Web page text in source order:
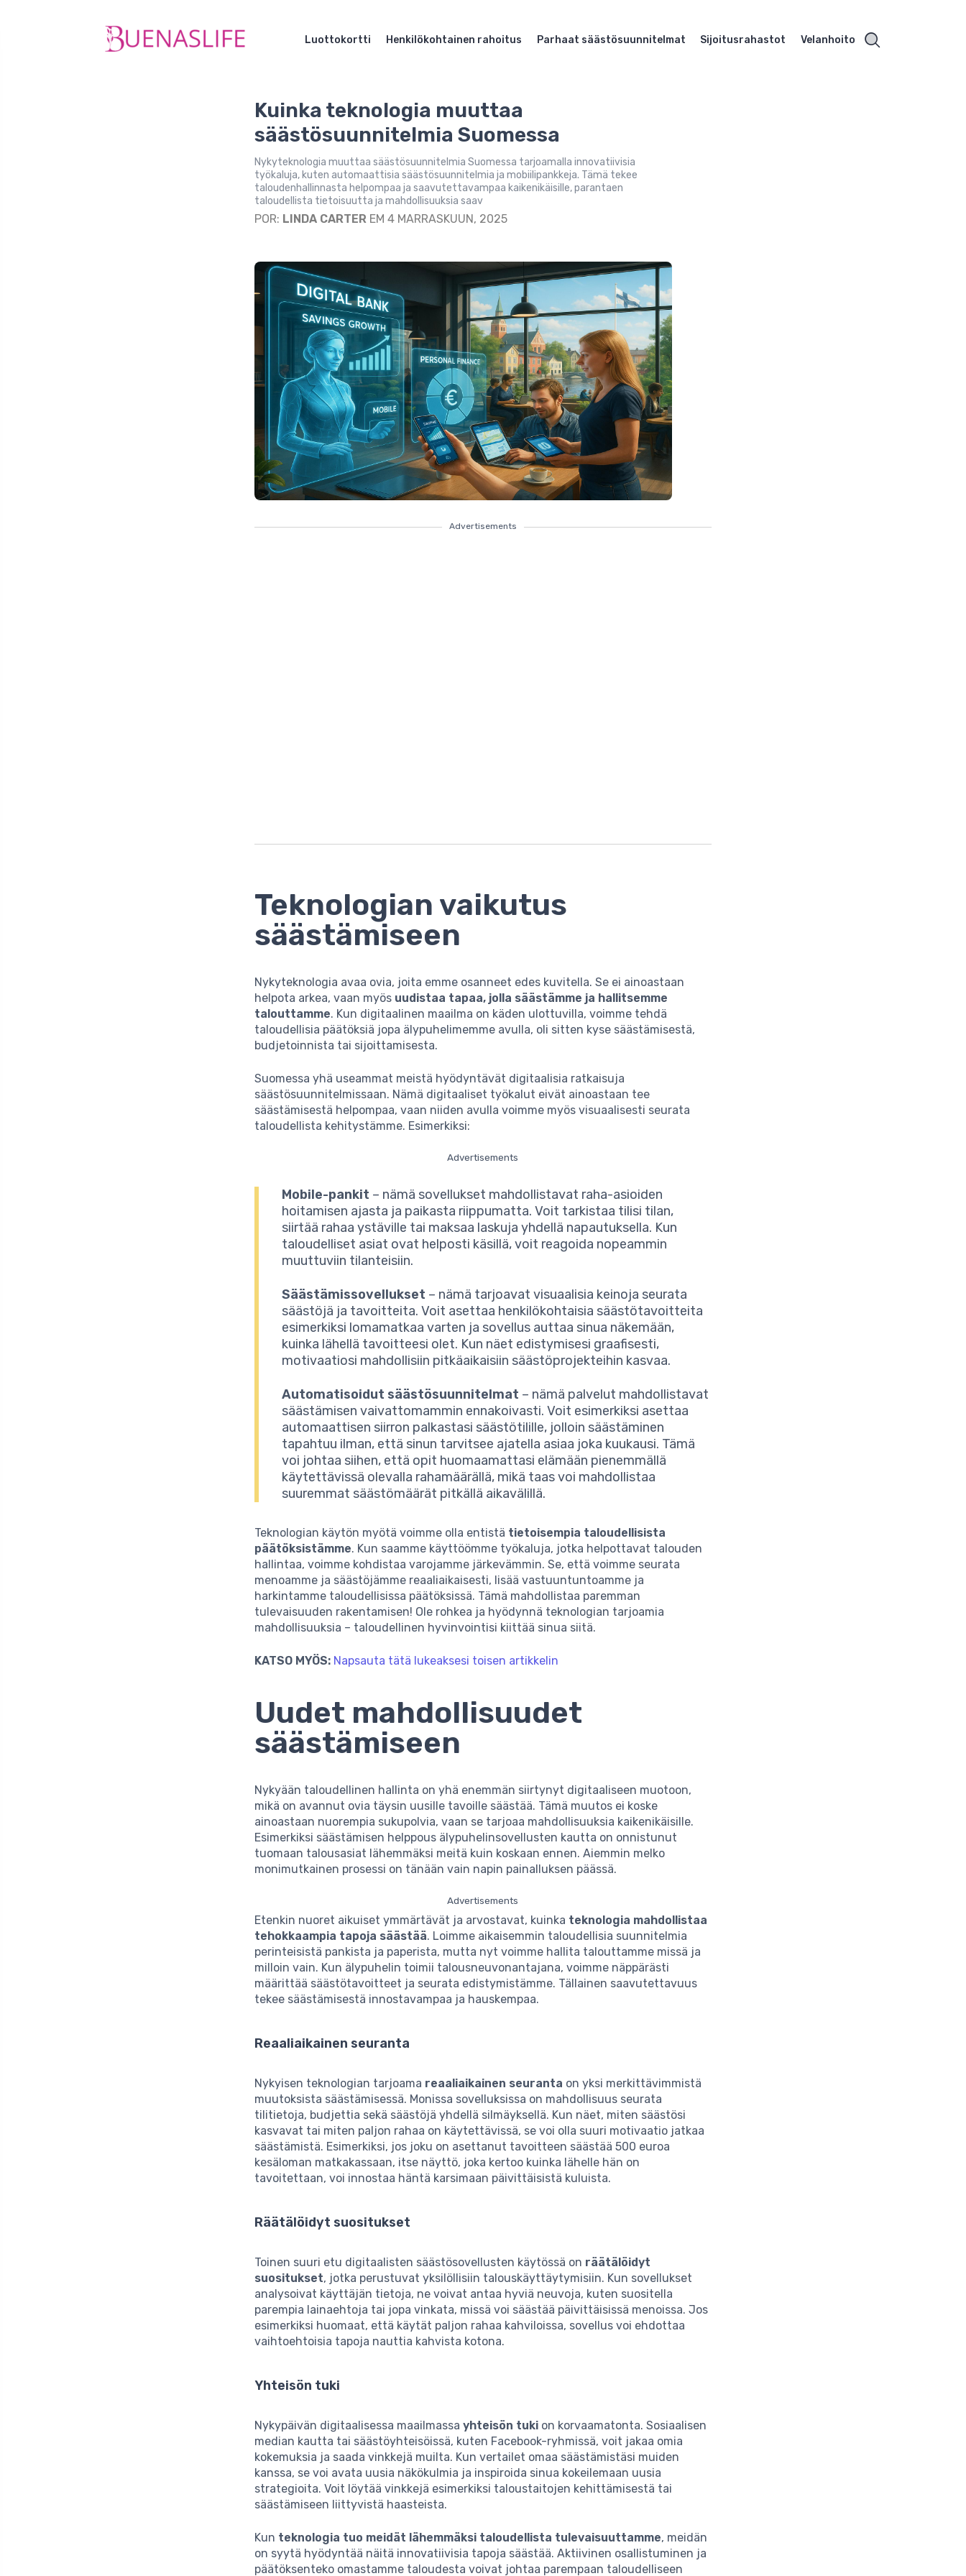
Luottokortti Henkilökohtainen rahoitus Parhaat säästösuunnitelmat Sijoitusrahastot Velanhoito
Kuinka teknologia muuttaa
säästösuunnitelmia Suomessa
Nykyteknologia muuttaa säästösuunnitelmia Suomessa tarjoamalla innovatiivisia
työkaluja, kuten automaattisia säästösuunnitelmia ja mobiilipankkeja. Tämä tekee
taloudenhallinnasta helpompaa ja saavutettavampaa kaikenikäisille, parantaen
taloudellista tietoisuutta ja mahdollisuuksia saav
POR: LINDA CARTER EM 4 MARRASKUUN, 2025
Advertisements
Teknologian vaikutus
säästämiseen
Nykyteknologia avaa ovia, joita emme osanneet edes kuvitella. Se ei ainoastaan
helpota arkea, vaan myös uudistaa tapaa, jolla säästämme ja hallitsemme
talouttamme. Kun digitaalinen maailma on käden ulottuvilla, voimme tehdä
taloudellisia päätöksiä jopa älypuhelimemme avulla, oli sitten kyse säästämisestä,
budjetoinnista tai sijoittamisesta.
Suomessa yhä useammat meistä hyödyntävät digitaalisia ratkaisuja
säästösuunnitelmissaan. Nämä digitaaliset työkalut eivät ainoastaan tee
säästämisestä helpompaa, vaan niiden avulla voimme myös visuaalisesti seurata
taloudellista kehitystämme. Esimerkiksi:
Advertisements
Mobile-pankit – nämä sovellukset mahdollistavat raha-asioiden
hoitamisen ajasta ja paikasta riippumatta. Voit tarkistaa tilisi tilan,
siirtää rahaa ystäville tai maksaa laskuja yhdellä napautuksella. Kun
taloudelliset asiat ovat helposti käsillä, voit reagoida nopeammin
muuttuviin tilanteisiin.
Säästämissovellukset – nämä tarjoavat visuaalisia keinoja seurata
säästöjä ja tavoitteita. Voit asettaa henkilökohtaisia säästötavoitteita
esimerkiksi lomamatkaa varten ja sovellus auttaa sinua näkemään,
kuinka lähellä tavoitteesi olet. Kun näet edistymisesi graafisesti,
motivaatiosi mahdollisiin pitkäaikaisiin säästöprojekteihin kasvaa.
Automatisoidut säästösuunnitelmat – nämä palvelut mahdollistavat
säästämisen vaivattomammin ennakoivasti. Voit esimerkiksi asettaa
automaattisen siirron palkastasi säästötilille, jolloin säästäminen
tapahtuu ilman, että sinun tarvitsee ajatella asiaa joka kuukausi. Tämä
voi johtaa siihen, että opit huomaamattasi elämään pienemmällä
käytettävissä olevalla rahamäärällä, mikä taas voi mahdollistaa
suuremmat säästömäärät pitkällä aikavälillä.
Teknologian käytön myötä voimme olla entistä tietoisempia taloudellisista
päätöksistämme. Kun saamme käyttöömme työkaluja, jotka helpottavat talouden
hallintaa, voimme kohdistaa varojamme järkevämmin. Se, että voimme seurata
menoamme ja säästöjämme reaaliaikaisesti, lisää vastuuntuntoamme ja
harkintamme taloudellisissa päätöksissä. Tämä mahdollistaa paremman
tulevaisuuden rakentamisen! Ole rohkea ja hyödynnä teknologian tarjoamia
mahdollisuuksia – taloudellinen hyvinvointisi kiittää sinua siitä.
KATSO MYÖS: Napsauta tätä lukeaksesi toisen artikkelin
Uudet mahdollisuudet
säästämiseen
Nykyään taloudellinen hallinta on yhä enemmän siirtynyt digitaaliseen muotoon,
mikä on avannut ovia täysin uusille tavoille säästää. Tämä muutos ei koske
ainoastaan nuorempia sukupolvia, vaan se tarjoaa mahdollisuuksia kaikenikäisille.
Esimerkiksi säästämisen helppous älypuhelinsovellusten kautta on onnistunut
tuomaan talousasiat lähemmäksi meitä kuin koskaan ennen. Aiemmin melko
monimutkainen prosessi on tänään vain napin painalluksen päässä.
Advertisements
Etenkin nuoret aikuiset ymmärtävät ja arvostavat, kuinka teknologia mahdollistaa
tehokkaampia tapoja säästää. Loimme aikaisemmin taloudellisia suunnitelmia
perinteisistä pankista ja paperista, mutta nyt voimme hallita talouttamme missä ja
milloin vain. Kun älypuhelin toimii talousneuvonantajana, voimme näppärästi
määrittää säästötavoitteet ja seurata edistymistämme. Tällainen saavutettavuus
tekee säästämisestä innostavampaa ja hauskempaa.
Reaaliaikainen seuranta
Nykyisen teknologian tarjoama reaaliaikainen seuranta on yksi merkittävimmistä
muutoksista säästämisessä. Monissa sovelluksissa on mahdollisuus seurata
tilitietoja, budjettia sekä säästöjä yhdellä silmäyksellä. Kun näet, miten säästösi
kasvavat tai miten paljon rahaa on käytettävissä, se voi olla suuri motivaatio jatkaa
säästämistä. Esimerkiksi, jos joku on asettanut tavoitteen säästää 500 euroa
kesäloman matkakassaan, itse näyttö, joka kertoo kuinka lähelle hän on
tavoitettaan, voi innostaa häntä karsimaan päivittäisistä kuluista.
Räätälöidyt suositukset
Toinen suuri etu digitaalisten säästösovellusten käytössä on räätälöidyt
suositukset, jotka perustuvat yksilöllisiin talouskäyttäytymisiin. Kun sovellukset
analysoivat käyttäjän tietoja, ne voivat antaa hyviä neuvoja, kuten suositella
parempia lainaehtoja tai jopa vinkata, missä voi säästää päivittäisissä menoissa. Jos
esimerkiksi huomaat, että käytät paljon rahaa kahviloissa, sovellus voi ehdottaa
vaihtoehtoisia tapoja nauttia kahvista kotona.
Yhteisön tuki
Nykypäivän digitaalisessa maailmassayhteisön tuki on korvaamatonta. Sosiaalisen
median kautta tai säästöyhteisöissä, kuten Facebook-ryhmissä, voit jakaa omia
kokemuksia ja saada vinkkejä muilta. Kun vertailet omaa säästämistäsi muiden
kanssa, se voi avata uusia näkökulmia ja inspiroida sinua kokeilemaan uusia
strategioita. Voit löytää vinkkejä esimerkiksi taloustaitojen kehittämisestä tai
säästämiseen liittyvistä haasteista.
Kun teknologia tuo meidät lähemmäksi taloudellista tulevaisuuttamme, meidän
on syytä hyödyntää näitä innovatiivisia tapoja säästää. Aktiivinen osallistuminen ja
päätöksenteko omastamme taloudesta voivat johtaa parempaan taloudelliseen